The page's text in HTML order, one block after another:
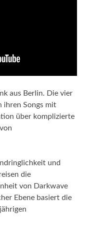
aus Berlin. Die vier
ihren Songs mit
über komplizierte
und
die
von Darkwave
Ebene basiert die